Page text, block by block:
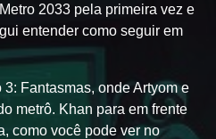
2033 pela primeira vez e
entender como seguir em
Fantasmas, onde Artyom e
metrô. Khan para em frente
como você pode ver no